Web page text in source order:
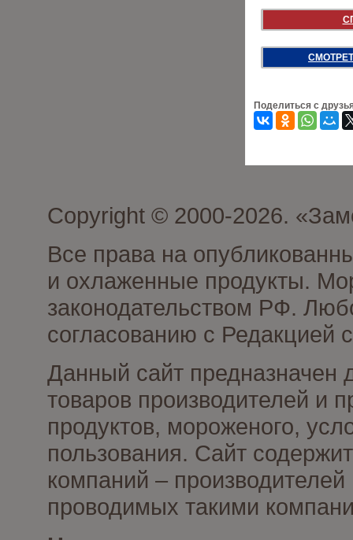
Поделиться с
Copyright © 2000-2026.
Все права на
и охлаженные продукты.
законодательством РФ.
согласованию с Редакцией
Данный сайт предназначен
товаров производителей и
продуктов, мороженого,
пользования. Сайт
компаний –
проводимых такими